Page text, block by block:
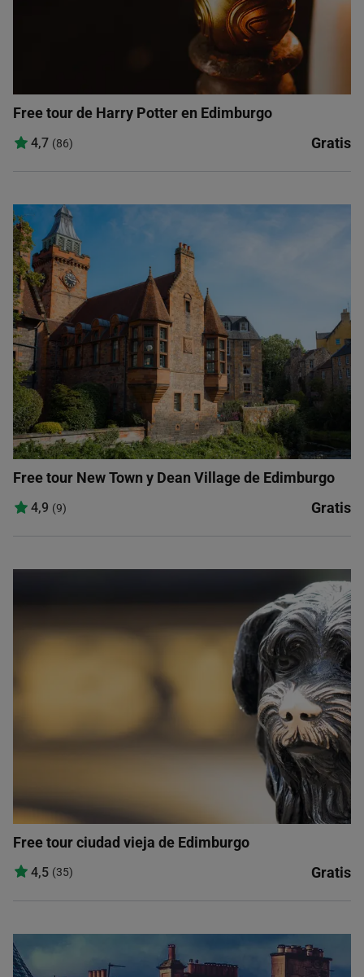
Free tour de Harry Potter en Edimburgo
4,7 (86) Gratis
Free tour New Town y Dean Village de Edimburgo
4,9 (9) Gratis
Free tour ciudad vieja de Edimburgo
4,5 (35) Gratis